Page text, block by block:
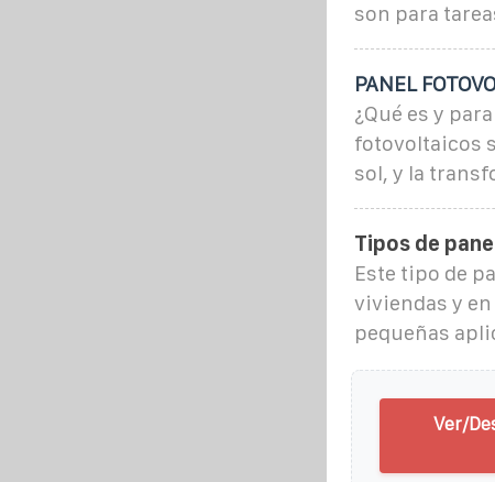
son para
PANEL
¿Qué es y
fotovoltaicos
sol, y la
Tipos de
Este tipo de
viviendas y
pequeñas
Ver/